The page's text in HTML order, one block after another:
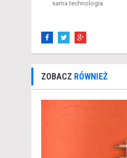
sama technologia.
ZOBACZ RÓWNIEŻ